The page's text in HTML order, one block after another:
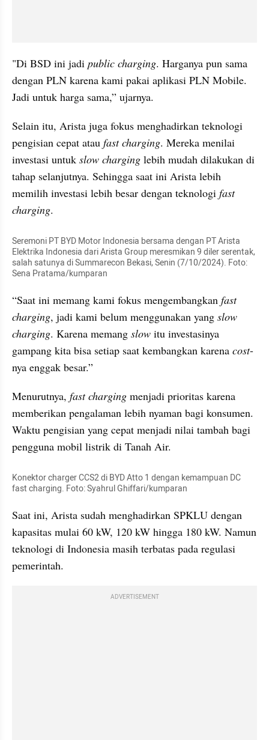
"Di BSD ini jadi public charging. Harganya pun sama
dengan PLN karena kami pakai aplikasi PLN Mobile.
Jadi untuk harga sama,” ujarnya.
Selain itu, Arista juga fokus menghadirkan teknologi
pengisian cepat atau fast charging. Mereka menilai
investasi untuk slow charging lebih mudah dilakukan di
tahap selanjutnya. Sehingga saat ini Arista lebih
memilih investasi lebih besar dengan teknologi fast
charging.
Seremoni PT BYD Motor Indonesia bersama dengan PT Arista
Elektrika Indonesia dari Arista Group meresmikan 9 diler serentak,
salah satunya di Summarecon Bekasi, Senin (7/10/2024). Foto:
Sena Pratama/kumparan
“Saat ini memang kami fokus mengembangkan fast
charging, jadi kami belum menggunakan yang slow
charging. Karena memang slow itu investasinya
gampang kita bisa setiap saat kembangkan karena cost-
nya enggak besar.”
Menurutnya, fast charging menjadi prioritas karena
memberikan pengalaman lebih nyaman bagi konsumen.
Waktu pengisian yang cepat menjadi nilai tambah bagi
pengguna mobil listrik di Tanah Air.
Konektor charger CCS2 di BYD Atto 1 dengan kemampuan DC
fast charging. Foto: Syahrul Ghiffari/kumparan
Saat ini, Arista sudah menghadirkan SPKLU dengan
kapasitas mulai 60 kW, 120 kW hingga 180 kW. Namun
teknologi di Indonesia masih terbatas pada regulasi
pemerintah.
ADVERTISEMENT